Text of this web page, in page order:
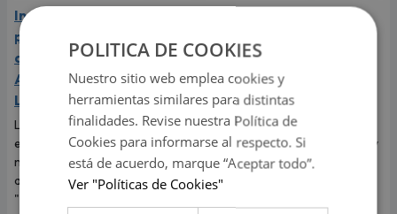
Indy Fontaine estará por
primera vez a Perú para
abrir los conciertos de
Alex Ubago en Arequipa y
Lima
La cantante cubano-
estadounidense debutará en
nuestro país luego del éxito
alcanzado con su sencillo
"Desde que tú no estás".
Shawn Mendes grita su
Marquezine, expareja de
Neymar: "Te amo
muchísimo"
El cantante dedicó tiernas
palabras a Bruna Marquezine y
dejó claro que vive uno de los
momentos más felices de su
POLITICA DE COOKIES
Nuestro sitio web emplea cookies y
herramientas similares para distintas
finalidades. Revise nuestra Política de
Cookies para informarse al respecto. Si
está de acuerdo, marque “Aceptar todo”.
Ver "Políticas de Cookies"